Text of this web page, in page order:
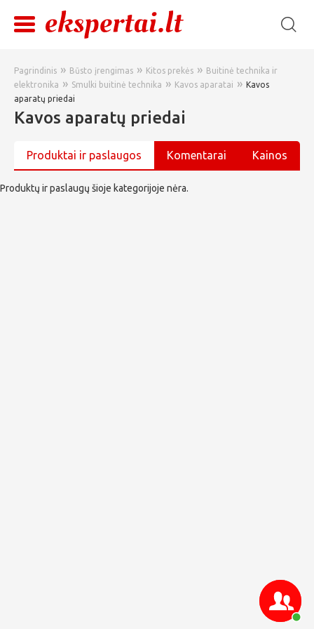
Pagrindinis » Būsto įrengimas » Kitos prekės » Buitinė technika ir
elektronika » Smulki buitinė technika » Kavos aparatai » Kavos
aparatų priedai
Kavos aparatų priedai
Produktai ir paslaugos Komentarai Kainos
Produktų ir paslaugų šioje kategorijoje nėra.